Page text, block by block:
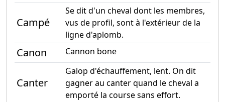
Campé
Se dit d'un cheval dont les membres,
vus de profil, sont à l'extérieur de la
ligne d'aplomb.
Canon Cannon bone
Canter
Galop d'échauffement, lent. On dit
gagner au canter quand le cheval a
emporté la course sans effort.